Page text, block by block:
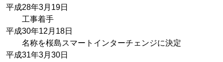
平成28年3月19日
工事着手
平成30年12月18日
名称を桜島スマートインターチェンジに決定
平成31年3月30日